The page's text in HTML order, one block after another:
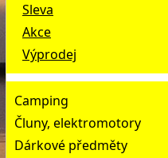
Sleva
Akce
Výprodej
Camping
Čluny, elektromotory
Dárkové předměty